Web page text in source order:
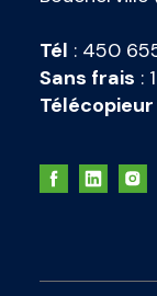
Tél : 450
Sans frais :
Télécopieur